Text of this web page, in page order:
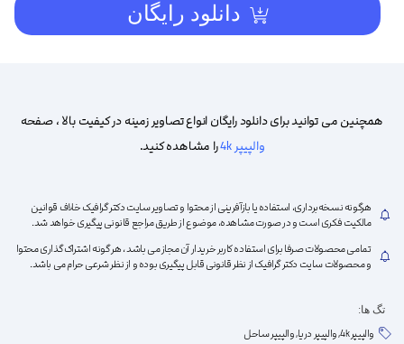
دانلود رایگان
مندی
همچنین می توانید برای دانلود رایگان انواع تصاویر زمینه در کیفیت بالا ، صفحه
والپیپر 4k
را مشاهده کنید.
هرگونه نسخه‌برداری، استفاده یا بازآفرینی از محتوا و تصاویر سایت دکتر گرافیک خلاف قوانین
مالکیت فکری است و در صورت مشاهده، موضوع از طریق مراجع قانونی پیگیری خواهد شد.
تمامی محصولات صرفا برای استفاده کاربر خریدار آن مجاز می باشد ، هر گونه اشتراک گذاری محتوا
و محصولات سایت دکتر گرافیک از نظر قانونی قابل پیگیری بوده و از نظر شرعی حرام می باشد.
تگ ها:
والپیپر 4k ,والپیپر دریا,والپیپر ساحل